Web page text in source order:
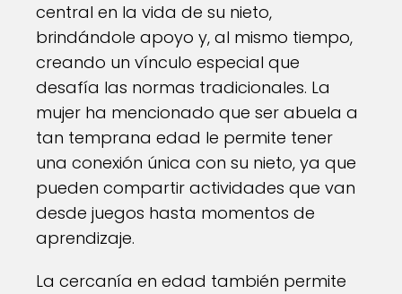
central en la vida de su nieto,
brindándole apoyo y, al mismo tiempo,
creando un vínculo especial que
desafía las normas tradicionales. La
mujer ha mencionado que ser abuela a
tan temprana edad le permite tener
una conexión única con su nieto, ya que
pueden compartir actividades que van
desde juegos hasta momentos de
aprendizaje.
La cercanía en edad también permite